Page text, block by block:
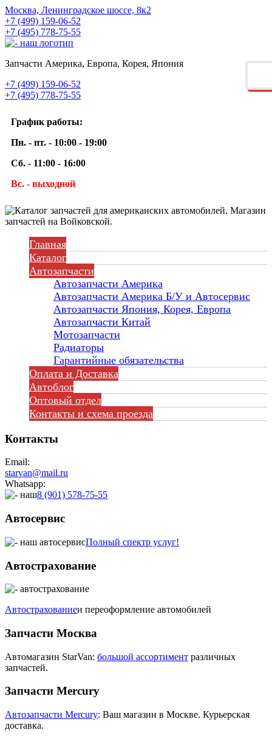
Москва, Ленинградское шоссе, 8к2
+7 (499) 159-06-52
+7 (495) 778-75-55
Запчасти Америка, Европа, Корея, Япония
+7 (499) 159-06-52
+7 (495) 778-75-55
График работы:
Пн. - пт. - 10:00 - 19:00
Сб. - 11:00 - 16:00
Вс. - выходной
Главная
Каталог
Автозапчасти
Автозапчасти Америка
Автозапчасти Америка Б/У и Автосервис
Автозапчасти Япония, Корея, Европа
Автозапчасти Китай
Мотозапчасти
Радиаторы
Гарантийные обязательства
Оплата и Доставка
Автоблог
Оптовый отдел
Контакты и схема проезда
Контакты
Email:
starvan@mail.ru
Whatsapp:
8 (901) 578-75-55
Автосервис
Полный спектр услуг!
Автострахование
Автострахованиеи переоформление автомобилей
Запчасти Москва
Автомагазин StarVan: большой ассортимент различных
запчастей.
Запчасти Mercury
Автозапчасти Mercury: Ваш магазин в Москве. Курьерская
доставка.